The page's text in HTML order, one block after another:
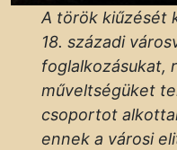
A török kiűzését
18. századi
foglalkozásukat,
műveltségüket
csoportot
ennek a városi